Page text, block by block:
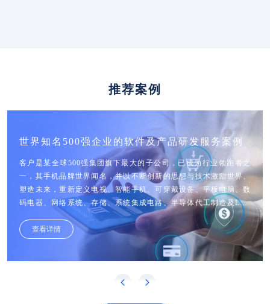
推荐案例
世界知名500强企业的软件及产品研发服务案例
客户是某全球500强集团旗下最大的子公司，已成为行业领跑者之
一，其手机品牌世界闻名，并以不断创新的思想与技术激励世界、
塑造未来，重新定义电视、智能手机、可穿戴设备、平板电脑、数
码电器、网络系统、存储、系统集成电路、半导体代工制造及LED
2018年至今，慧博云通参与客户的“系统级应用定制开发”及“智能应
用定制开发”，由于出色的研发能力及风险应对能力，我们已成功与
查看详情